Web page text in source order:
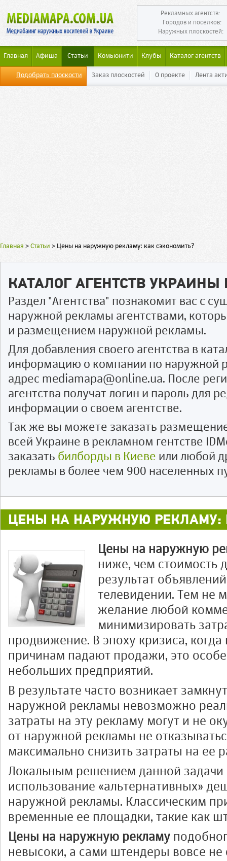
Рекламных агентств:
Городов и поселков:
Наружных плоскостей:
Главная Афиша Статьи Комьюнити Клубы Каталог агентств
Подобрать плоскости Заказ плоскостей О проекте Лента
Главная > Статьи > Цены на наружную рекламу: как сэкономить?
КАТАЛОГ АГЕНТСТВ
Раздел "Агентства" познакомит вас с
наружной рекламы агентствами,
и размещением наружной рекламы.
Для добавления своего агентства в
информацию о компании по наружной
адрес mediamapa@online.ua. После
агентства получат логин и пароль для
информации о своем агентстве.
Так же вы можете заказать
всей Украине в рекламном гентстве
заказать билборды в Киеве или любой
рекламы в более чем 900 населенных
ЦЕНЫ НА НАРУЖНУЮ РЕКЛАМУ:
Цены на наружную
ниже, чем стоимость
результат
телевидении. Тем не
желание любой
минимизировать
продвижение. В эпоху кризиса,
причинам падают продажи, это
небольших предприятий.
В результате часто возникает
наружной рекламы невозможно
затраты на эту рекламу могут и не
от наружной рекламы не
максимально снизить затраты на ее
Локальным решением данной задачи
использование «альтернативных»
наружной рекламы. Классическим
временные ее площадки, такие как
Цены на наружную рекламу
невысоки, а сами штендеры вовсе не